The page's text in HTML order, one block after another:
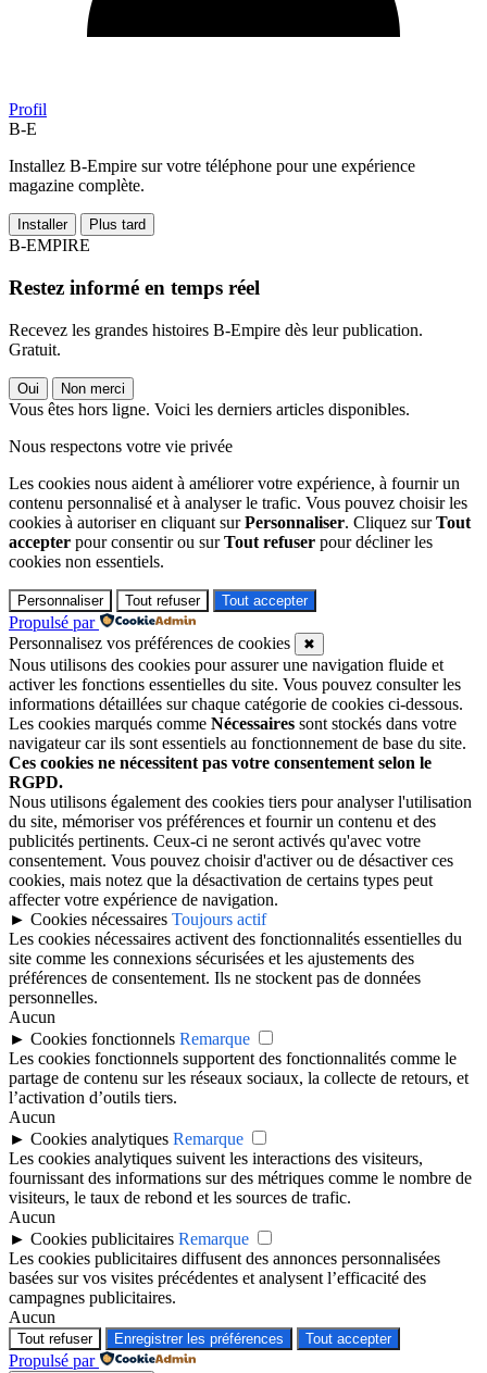
Profil
B-E
Installez B-Empire sur votre téléphone pour une expérience
magazine complète.
Installer Plus tard
B-EMPIRE
Restez informé en temps réel
Recevez les grandes histoires B-Empire dès leur publication.
Gratuit.
Oui Non merci
Vous êtes hors ligne. Voici les derniers articles disponibles.
Nous respectons votre vie privée
Les cookies nous aident à améliorer votre expérience, à fournir un
contenu personnalisé et à analyser le trafic. Vous pouvez choisir les
cookies à autoriser en cliquant surPersonnaliser. Cliquez surTout
accepter pour consentir ou surTout refuser pour décliner les
cookies non essentiels.
Personnaliser Tout refuser Tout accepter
Propulsé par
Personnalisez vos préférences de cookies
✖
Nous utilisons des cookies pour assurer une navigation fluide et
activer les fonctions essentielles du site. Vous pouvez consulter les
informations détaillées sur chaque catégorie de cookies ci-dessous.
Les cookies marqués comme Nécessaires sont stockés dans votre
navigateur car ils sont essentiels au fonctionnement de base du site.
Ces cookies ne nécessitent pas votre consentement selon le
RGPD.
Nous utilisons également des cookies tiers pour analyser l'utilisation
du site, mémoriser vos préférences et fournir un contenu et des
publicités pertinents. Ceux-ci ne seront activés qu'avec votre
consentement. Vous pouvez choisir d'activer ou de désactiver ces
cookies, mais notez que la désactivation de certains types peut
affecter votre expérience de navigation.
► Cookies nécessaires Toujours actif
Les cookies nécessaires activent des fonctionnalités essentielles du
site comme les connexions sécurisées et les ajustements des
préférences de consentement. Ils ne stockent pas de données
personnelles.
Aucun
► Cookies fonctionnels Remarque
Les cookies fonctionnels supportent des fonctionnalités comme le
partage de contenu sur les réseaux sociaux, la collecte de retours, et
l’activation d’outils tiers.
Aucun
► Cookies analytiques Remarque
Les cookies analytiques suivent les interactions des visiteurs,
fournissant des informations sur des métriques comme le nombre de
visiteurs, le taux de rebond et les sources de trafic.
Aucun
► Cookies publicitaires Remarque
Les cookies publicitaires diffusent des annonces personnalisées
basées sur vos visites précédentes et analysent l’efficacité des
campagnes publicitaires.
Aucun
Tout refuser Enregistrer les préférences Tout accepter
Propulsé par